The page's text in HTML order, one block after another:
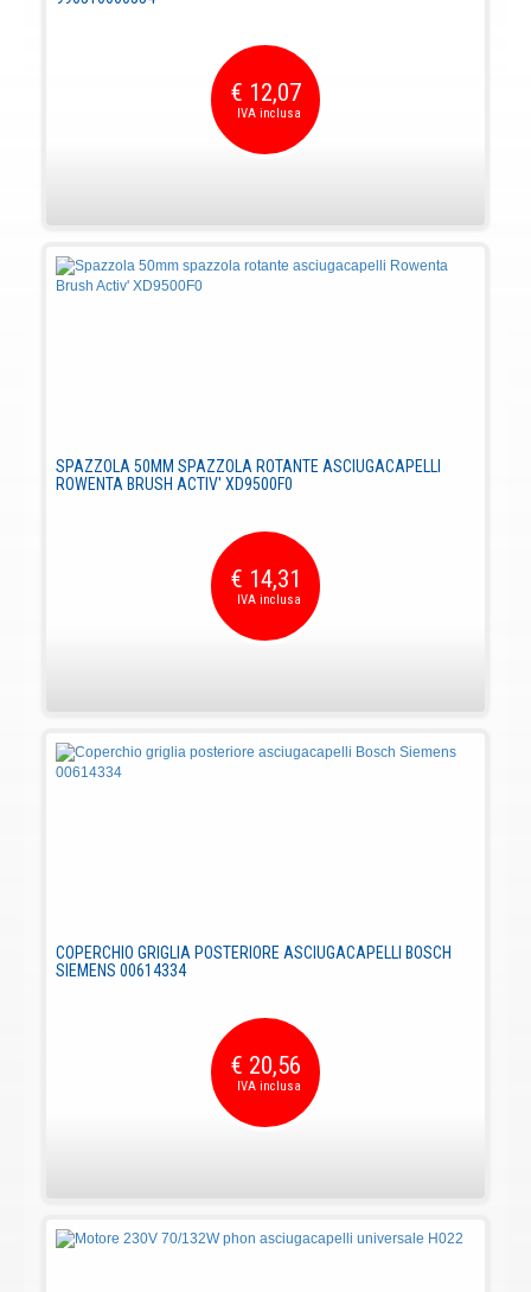
€ 12,07
SPAZZOLA 50MM SPAZZOLA ROTANTE ASCIUGACAPELLI
ROWENTA BRUSH ACTIV' XD9500F0
€ 14,31
COPERCHIO GRIGLIA POSTERIORE ASCIUGACAPELLI BOSCH
SIEMENS 00614334
€ 20,56